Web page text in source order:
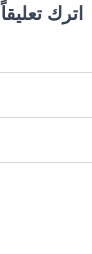
اترك تعليقاً